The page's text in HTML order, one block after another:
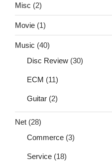
Misc (2)
Movie (1)
Music (40)
Disc Review (30)
ECM (11)
Guitar (2)
Net (28)
Commerce (3)
Service (18)